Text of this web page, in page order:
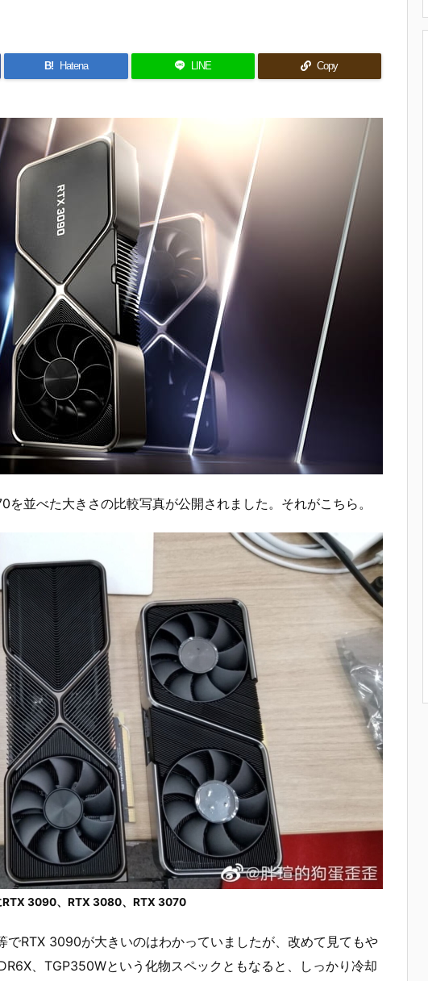
B! Hatena LINE Copy
並べた大きさの比較写真が公開されました。それがこちら。
RTX 3090、RTX 3080、RTX 3070
RTX 3090が大きいのはわかっていましたが、改めて見てもや
、TGP350Wという化物スペックともなると、しっかり冷却